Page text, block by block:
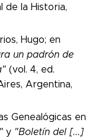
de la Historia,
Hugo; en
un padrón de
(vol. 4, ed.
Argentina,
Genealógicas en
y "Boletín del [...]